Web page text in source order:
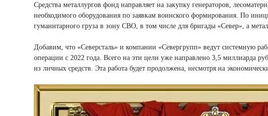
Средства металлургов фонд направляет на закупку генераторов,
необходимого оборудования по заявкам воинского формирования. По
гуманитарного груза в зону СВО, в том числе для бригады «Север», а
Добавим, что «Северсталь» и компании «Севергрупп» ведут системную
операции с 2022 года. Всего на эти цели уже направлено 3,5 миллиарда
из личных средств. Эта работа будет продолжена, несмотря на